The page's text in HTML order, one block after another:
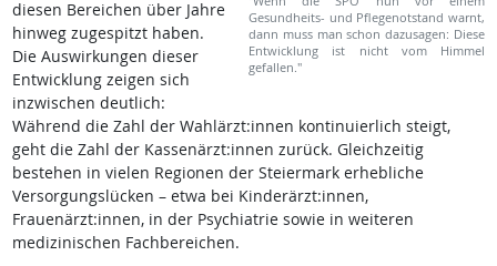
Gesundheits- und Pflegenotstand warnt,
dann muss man schon dazusagen: Diese
Entwicklung ist nicht vom Himmel
gefallen."
diesen Bereichen über Jahre
hinweg zugespitzt haben.
Die Auswirkungen dieser
Entwicklung zeigen sich
inzwischen deutlich:
Während die Zahl der Wahlärzt:innen kontinuierlich steigt,
geht die Zahl der Kassenärzt:innen zurück. Gleichzeitig
bestehen in vielen Regionen der Steiermark erhebliche
Versorgungslücken – etwa bei Kinderärzt:innen,
Frauenärzt:innen, in der Psychiatrie sowie in weiteren
medizinischen Fachbereichen.